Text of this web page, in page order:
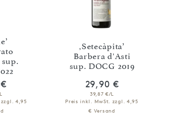
zzgl. 4,95
‚Setecàpita’
Barbera d'Asti
sup. DOCG 2019
29,90 €
39,87 €/L
Preis inkl. MwSt. zzgl. 4,95
€ Versand